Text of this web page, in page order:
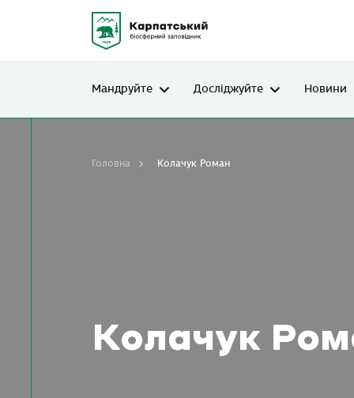
Мандруйте Досліджуйте Новини
Колачук
Головна Колачук Роман